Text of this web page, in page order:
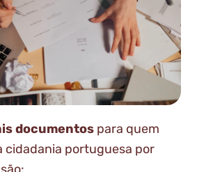
documentos para quem
cidadania portuguesa por